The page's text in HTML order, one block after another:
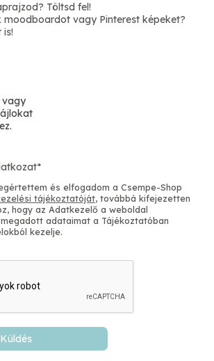
Töltsd fel!
moodboardot vagy Pinterest képeket?
is!
vagy
*
és elfogadom a Csempe-Shop
tájékoztatóját, továbbá kifejezetten
hogy az Adatkezelő a weboldal
adataimat a Tájékoztatóban
kezelje.
Küldés